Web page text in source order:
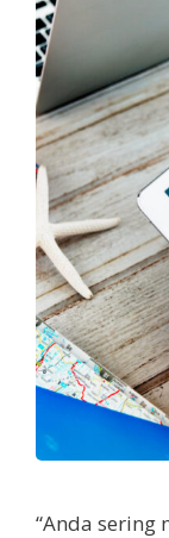
“Anda sering